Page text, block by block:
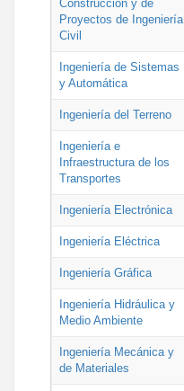
Construcción y de
Proyectos de Ingeniería
Civil
Ingeniería de Sistemas
y Automática
Ingeniería del Terreno
Ingeniería e
Infraestructura de los
Transportes
Ingeniería Electrónica
Ingeniería Eléctrica
Ingeniería Gráfica
Ingeniería Hidráulica y
Medio Ambiente
Ingeniería Mecánica y
de Materiales